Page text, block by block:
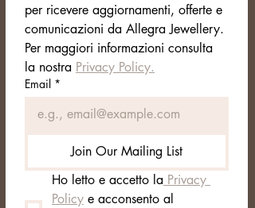
per ricevere aggiornamenti, offerte e
comunicazioni da Allegra Jewellery.
Per maggiori informazioni consulta
la nostra Privacy Policy.
Email *
Join Our Mailing List
Ho letto e accetto la Privacy
Policy e acconsento al